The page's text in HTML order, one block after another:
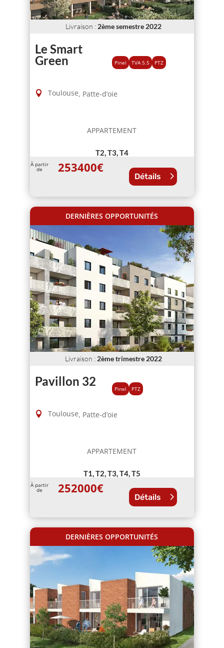
Livraison : 2ème semestre 2022
Le Smart
Green
Pinel TVA 5.5 PTZ
Toulouse, Patte-d’oie
APPARTEMENT
T2, T3, T4
À partir
de 253400€
Détails
DERNIÈRES OPPORTUNITÉS
Livraison : 2ème trimestre 2022
Pavillon 32
Pinel PTZ
Toulouse, Patte-d’oie
APPARTEMENT
T1, T2, T3, T4, T5
À partir
de 252000€
Détails
DERNIÈRES OPPORTUNITÉS